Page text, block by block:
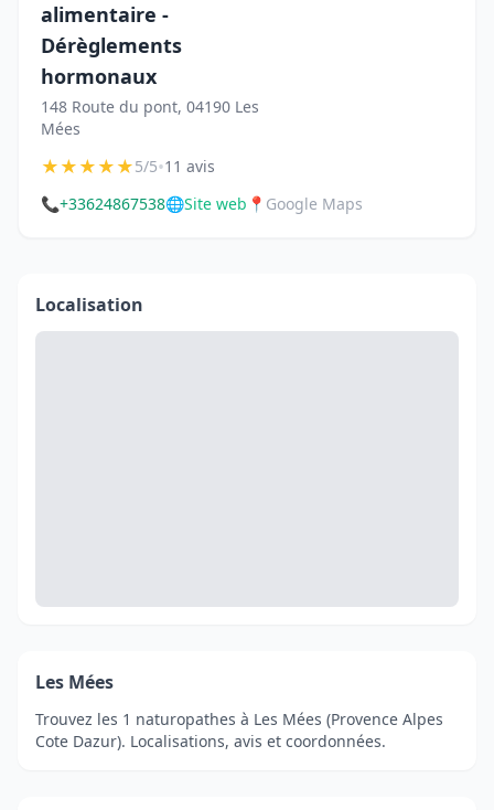
alimentaire -
Dérèglements
hormonaux
148 Route du pont, 04190 Les
Mées
★★★★★5/5•11 avis
📞+33624867538🌐Site web 📍 Google Maps
Localisation
Les Mées
Trouvez les 1 naturopathes à Les Mées (Provence Alpes
Cote Dazur). Localisations, avis et coordonnées.